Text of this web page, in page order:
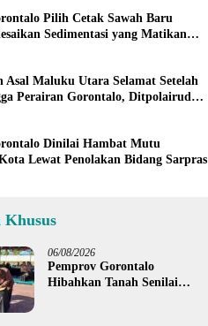
Pilih Cetak Sawah Baru
Sedimentasi yang Matikan
Asal Maluku Utara Selamat Setelah
Perairan Gorontalo, Ditpolairud
Dinilai Hambat Mutu
Lewat Penolakan Bidang Sarpras
06/08/2026
Pemprov Gorontalo
Hibahkan Tanah Senilai